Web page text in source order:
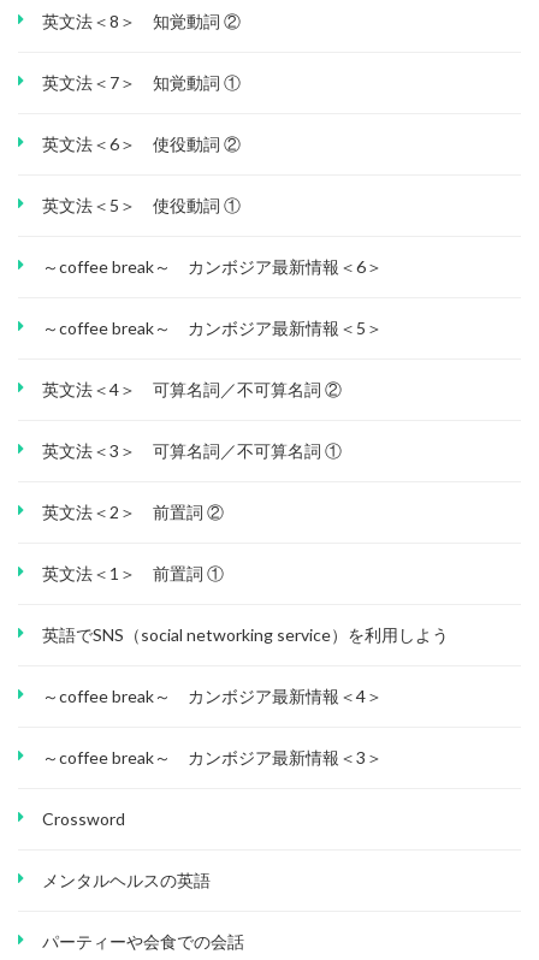
英文法＜8＞ 知覚動詞 ②
英文法＜7＞ 知覚動詞 ①
英文法＜6＞ 使役動詞 ②
英文法＜5＞ 使役動詞 ①
～coffee break～ カンボジア最新情報＜6＞
～coffee break～ カンボジア最新情報＜5＞
英文法＜4＞ 可算名詞／不可算名詞 ②
英文法＜3＞ 可算名詞／不可算名詞 ①
英文法＜2＞ 前置詞 ②
英文法＜1＞ 前置詞 ①
英語でSNS（social networking service）を利用しよう
～coffee break～ カンボジア最新情報＜4＞
～coffee break～ カンボジア最新情報＜3＞
Crossword
メンタルヘルスの英語
パーティーや会食での会話